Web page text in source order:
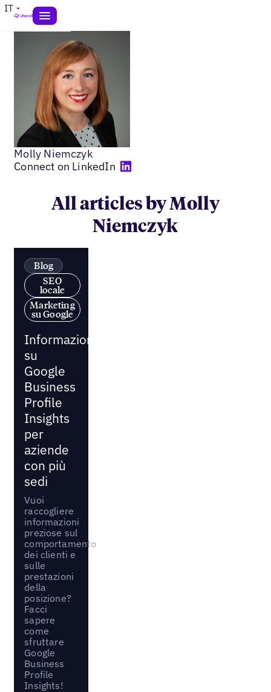
IT
Molly Niemczyk
Connect on LinkedIn
All articles by Molly
Niemczyk
Blog
SEO
locale
Marketing
su Google
Informazioni
su
Google
Business
Profile
Insights
per
aziende
con più
sedi
Vuoi
raccogliere
informazioni
preziose sul
comportamento
dei clienti e
sulle
prestazioni
della
posizione?
Facci
sapere
come
sfruttare
Google
Business
Profile
Insights!